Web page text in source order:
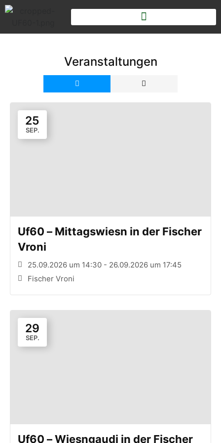
Veranstaltungen
25
SEP.
Uf60 – Mittagswiesn in der Fischer
Vroni
25.09.2026 um 14:30 - 26.09.2026 um 17:45
Fischer Vroni
29
SEP.
Uf60 – Wiesngaudi in der Fischer